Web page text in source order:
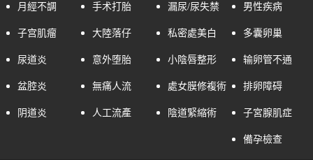
月經不調
子宫肌瘤
尿道炎
盆腔炎
阴道炎
手术打胎
大陸落仔
意外堕胎
無痛人流
人工流產
漏尿/尿失禁
私密處美白
小陰唇整形
處女膜修複術
陰道緊縮術
男性疾病
多囊卵巢
输卵管不通
排卵障碍
子宮腺肌症
備孕檢查